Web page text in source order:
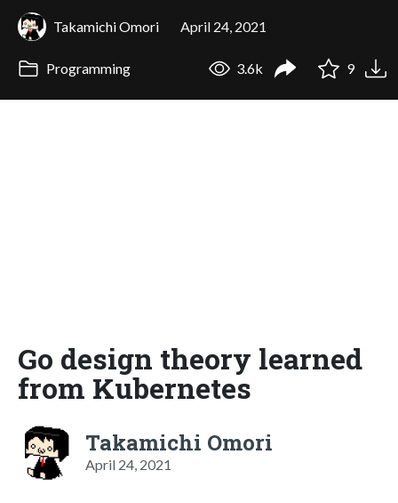
Takamichi Omori April 24, 2021
Programming 3.6k 9
Go design theory learned
from Kubernetes
Takamichi Omori
April 24, 2021